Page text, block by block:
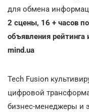
для обмена
2 сцены, 16 + часов
объявления рейтинга
mind.ua
Tech Fusion
цифровой
бизнес-менеджеры и